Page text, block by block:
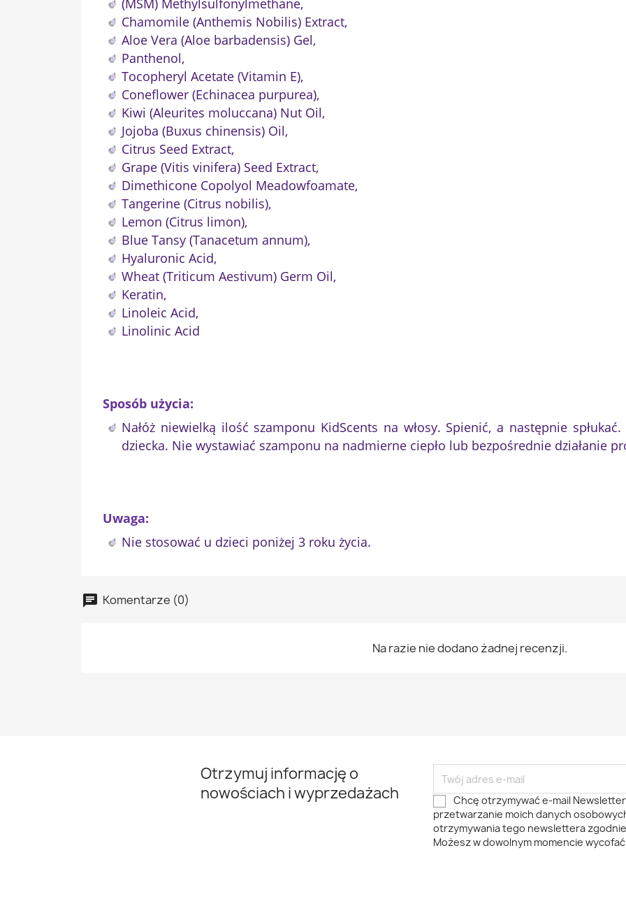
(MSM) Methylsulfonylmethane,
Chamomile (Anthemis Nobilis) Extract,
Aloe Vera (Aloe barbadensis) Gel,
Panthenol,
Tocopheryl Acetate (Vitamin E),
Coneflower (Echinacea purpurea),
Kiwi (Aleurites moluccana) Nut Oil,
Jojoba (Buxus chinensis) Oil,
Citrus Seed Extract,
Grape (Vitis vinifera) Seed Extract,
Dimethicone Copolyol Meadowfoamate,
Tangerine (Citrus nobilis),
Lemon (Citrus limon),
Blue Tansy (Tanacetum annum),
Hyaluronic Acid,
Wheat (Triticum Aestivum) Germ Oil,
Keratin,
Linoleic Acid,
Linolinic Acid
Sposób użycia:
Nałóż niewielką ilość szamponu KidScents na włosy. Spienić, a następnie
dziecka. Nie wystawiać szamponu na nadmierne ciepło lub bezpośrednie działanie
Uwaga:
Nie stosować u dzieci poniżej 3 roku życia.
Komentarze (0)
Na razie nie dodano żadnej recenzji.
Otrzymuj informację o
nowościach i wyprzedażach
Chcę otrzymywać e-mail
przetwarzanie moich danych
otrzymywania tego newslettera
Możesz w dowolnym momencie
Utwórz listę życzeń